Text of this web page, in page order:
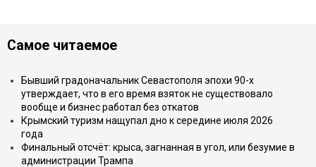
Самое читаемое
Бывший градоначальник Севастополя эпохи 90-х
утверждает, что в его время взяток не существовало
вообще и бизнес работал без откатов
Крымский туризм нащупал дно к середине июля 2026
года
Финальный отсчёт: крыса, загнанная в угол, или безумие в
администрации Трампа